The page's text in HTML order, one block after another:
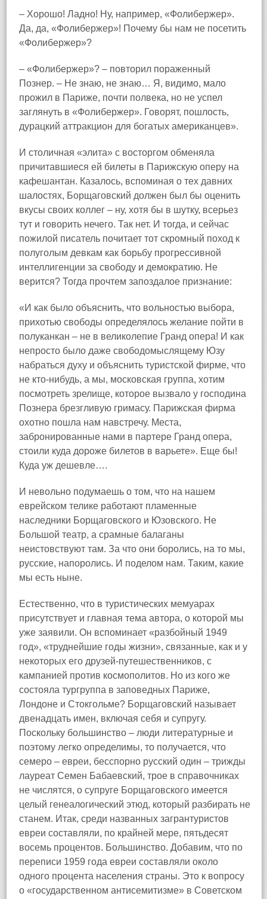
– Хорошо! Ладно! Ну, например, «Фолибержер».
Да, да, «Фолибержер»! Почему бы нам не посетить
«Фолибержер»?
– «Фолибержер»? – повторил пораженный
Познер. – Не знаю, не знаю… Я, видимо, мало
прожил в Париже, почти полвека, но не успел
заглянуть в «Фолибержер». Говорят, пошлость,
дурацкий аттракцион для богатых американцев».
И столичная «элита» с восторгом обменяла
причитавшиеся ей билеты в Парижскую оперу на
кафешантан. Казалось, вспоминая о тех давних
шалостях, Борщаговский должен был бы оценить
вкусы своих коллег – ну, хотя бы в шутку, всерьез
тут и говорить нечего. Так нет. И тогда, и сейчас
пожилой писатель почитает тот скромный поход к
полуголым девкам как борьбу прогрессивной
интеллигенции за свободу и демократию. Не
верится? Тогда прочтем запоздалое признание:
«И как было объяснить, что вольностью выбора,
прихотью свободы определялось желание пойти в
полуканкан – не в великолепие Гранд опера! И как
непросто было даже свободомыслящему Юзу
набраться духу и объяснить туристской фирме, что
не кто‑нибудь, а мы, московская группа, хотим
посмотреть зрелище, которое вызвало у господина
Познера брезгливую гримасу. Парижская фирма
охотно пошла нам навстречу. Места,
забронированные нами в партере Гранд опера,
стоили куда дороже билетов в варьете». Еще бы!
Куда уж дешевле….
И невольно подумаешь о том, что на нашем
еврейском телике работают пламенные
наследники Борщаговского и Юзовского. Не
Большой театр, а срамные балаганы
неистовствуют там. За что они боролись, на то мы,
русские, напоролись. И поделом нам. Таким, какие
мы есть ныне.
Естественно, что в туристических мемуарах
присутствует и главная тема автора, о которой мы
уже заявили. Он вспоминает «разбойный 1949
год», «труднейшие годы жизни», связанные, как и у
некоторых его друзей‑путешественников, с
кампанией против космополитов. Но из кого же
состояла тургруппа в заповедных Париже,
Лондоне и Стокгольме? Борщаговский называет
двенадцать имен, включая себя и супругу.
Поскольку большинство – люди литературные и
поэтому легко определимы, то получается, что
семеро – евреи, бесспорно русский один – трижды
лауреат Семен Бабаевский, трое в справочниках
не числятся, о супруге Борщаговского имеется
целый генеалогический этюд, который разбирать не
станем. Итак, среди названных загрантуристов
евреи составляли, по крайней мере, пятьдесят
восемь процентов. Большинство. Добавим, что по
переписи 1959 года евреи составляли около
одного процента населения страны. Это к вопросу
о «государственном антисемитизме» в Советском